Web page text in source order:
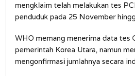
mengklaim telah melakukan tes
penduduk pada 25 November
WHO memang menerima data tes
pemerintah Korea Utara, namun
mengonfirmasi jumlahnya secara